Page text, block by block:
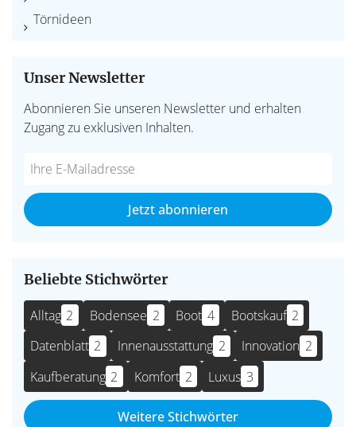
Törnideen
Unser Newsletter
Abonnieren Sie unseren Newsletter und erhalten
Zugang zu exklusiven Inhalten.
Do
fill
this
*Ihre
Mailadresse:
Jetzt abonnieren
Beliebte Stichwörter
Alltag 2 Bodensee 2 Boot 4 Bootskauf 2
Datenblatt 2 Innenausstattung 2 Innovation 2
Kaufberatung 2 Komfort 2 Luxus 3
Weitere Stichwörter